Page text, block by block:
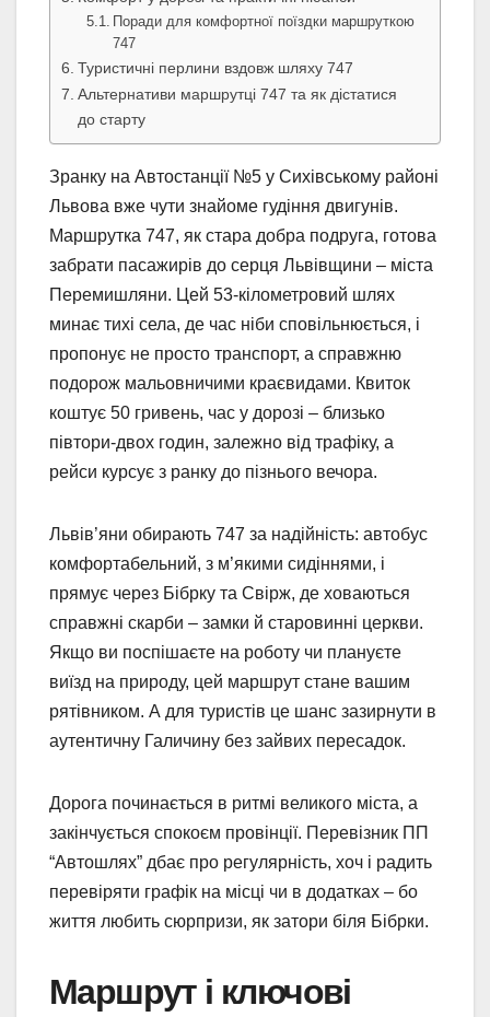
Поради для комфортної поїздки маршруткою
747
Туристичні перлини вздовж шляху 747
Альтернативи маршрутці 747 та як дістатися
до старту
Зранку на Автостанції №5 у Сихівському районі
Львова вже чути знайоме гудіння двигунів.
Маршрутка 747, як стара добра подруга, готова
забрати пасажирів до серця Львівщини – міста
Перемишляни. Цей 53-кілометровий шлях
минає тихі села, де час ніби сповільнюється, і
пропонує не просто транспорт, а справжню
подорож мальовничими краєвидами. Квиток
коштує 50 гривень, час у дорозі – близько
півтори-двох годин, залежно від трафіку, а
рейси курсує з ранку до пізнього вечора.
Львів’яни обирають 747 за надійність: автобус
комфортабельний, з м’якими сидіннями, і
прямує через Бібрку та Свірж, де ховаються
справжні скарби – замки й старовинні церкви.
Якщо ви поспішаєте на роботу чи плануєте
виїзд на природу, цей маршрут стане вашим
рятівником. А для туристів це шанс зазирнути в
аутентичну Галичину без зайвих пересадок.
Дорога починається в ритмі великого міста, а
закінчується спокоєм провінції. Перевізник ПП
“Автошлях” дбає про регулярність, хоч і радить
перевіряти графік на місці чи в додатках – бо
життя любить сюрпризи, як затори біля Бібрки.
Маршрут і ключові